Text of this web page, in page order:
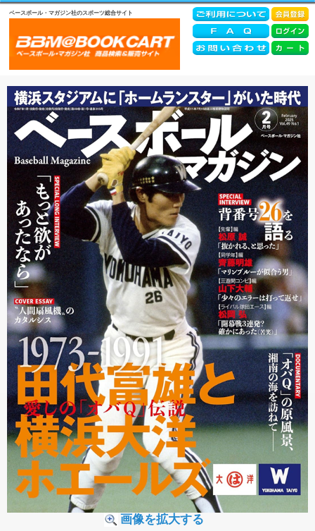
ベースボール・マガジン社のスポーツ総合サイト
画像を拡大する